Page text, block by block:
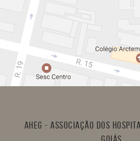
AHEG - Associação dos